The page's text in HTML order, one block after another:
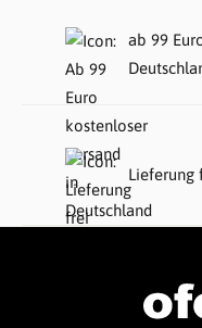
ab 99
Lieferung